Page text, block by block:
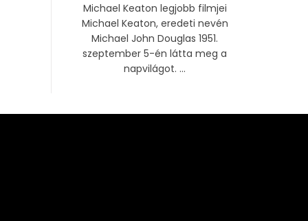
Michael Keaton legjobb filmjei
Michael Keaton, eredeti nevén
Michael John Douglas 1951.
szeptember 5-én látta meg a
napvilágot. ...